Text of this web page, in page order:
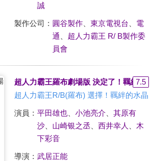
誠
製作公司： 圓谷製作、 東京電視台
電
通
超人力霸王 R/ B製作委
員會
超人力霸王羅布劇場版 決定了！羈絆的
7.5
超人力霸王R/B(羅布) 選擇！羈絆的水晶
演員： 平田雄也、 小池亮介
其原有
沙、 山崎银之丞 西井幸人
木
下彩音
導演： 武居正能